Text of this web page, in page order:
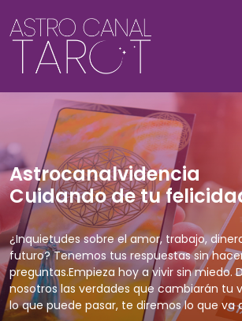
Astrocanalvidencia
Cuidando de tu
¿Inquietudes sobre el amor, trabajo,
futuro? Tenemos tus respuestas sin
preguntas.Empieza hoy a vivir sin miedo.
nosotros las verdades que cambiarán tu
lo que puede pasar, te diremos lo que va